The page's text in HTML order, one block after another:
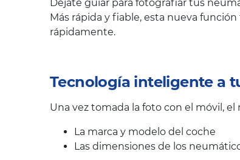
Déjate guiar para fotografiar tus
Más rápida y fiable, esta nueva
rápidamente.
Tecnología inteligente a
Una vez tomada la foto con el móvil,
La marca y modelo del coche
Las dimensiones de los